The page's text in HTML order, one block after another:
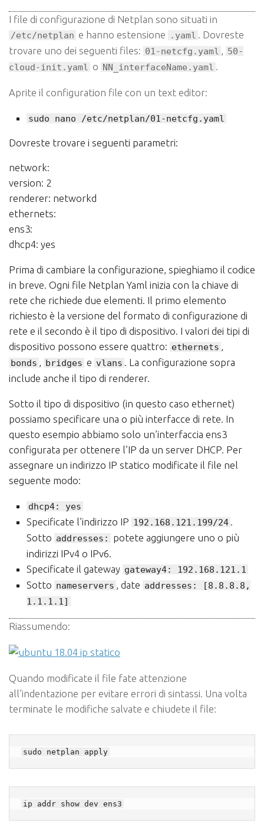
I file di configurazione di Netplan sono situati in
/etc/netplan e hanno estensione .yaml . Dovreste
trovare uno dei seguenti files: 01-netcfg.yaml , 50-
cloud-init.yaml
o NN_interfaceName.yaml .
Aprite il configuration file con un text editor:
sudo nano /etc/netplan/01-netcfg.yaml
Dovreste trovare i seguenti parametri:
network:
version: 2
renderer: networkd
ethernets:
ens3:
dhcp4: yes
Prima di cambiare la configurazione, spieghiamo il codice
in breve. Ogni file Netplan Yaml inizia con la chiave di
rete che richiede due elementi. Il primo elemento
richiesto è la versione del formato di configurazione di
rete e il secondo è il tipo di dispositivo. I valori dei tipi di
dispositivo possono essere quattro: ethernets ,
bonds , bridges e vlans . La configurazione sopra
include anche il tipo di renderer.
Sotto il tipo di dispositivo (in questo caso ethernet)
possiamo specificare una o più interfacce di rete. In
questo esempio abbiamo solo un’interfaccia ens3
configurata per ottenere l’IP da un server DHCP. Per
assegnare un indirizzo IP statico modificate il file nel
seguente modo:
dhcp4: yes
Specificate l’indirizzo IP 192.168.121.199/24
Sotto addresses:
potete aggiungere uno o più
indirizzi IPv4 o IPv6.
Specificate il gateway gateway4: 192.168.121.1
Sotto nameservers , date addresses: [8.8.8.8,
1.1.1.1]
Riassumendo:
Quando modificate il file fate attenzione
all’indentazione per evitare errori di sintassi. Una volta
terminate le modifiche salvate e chiudete il file:
sudo netplan apply
ip addr show dev ens3